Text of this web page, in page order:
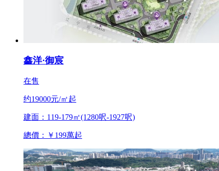
鑫洋·御宸
在售
约19000元/㎡起
建面：119-179㎡(1280呎-1927呎)
總價：￥199萬起